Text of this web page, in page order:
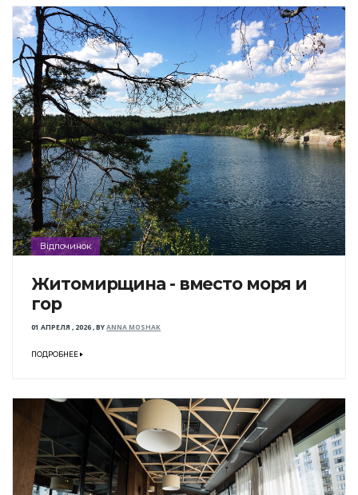
Відпочинок
Житомирщина - вместо моря и
гор
01 АПРЕЛЯ , 2026,BYANNA MOSHAK
ПОДРОБНЕЕ